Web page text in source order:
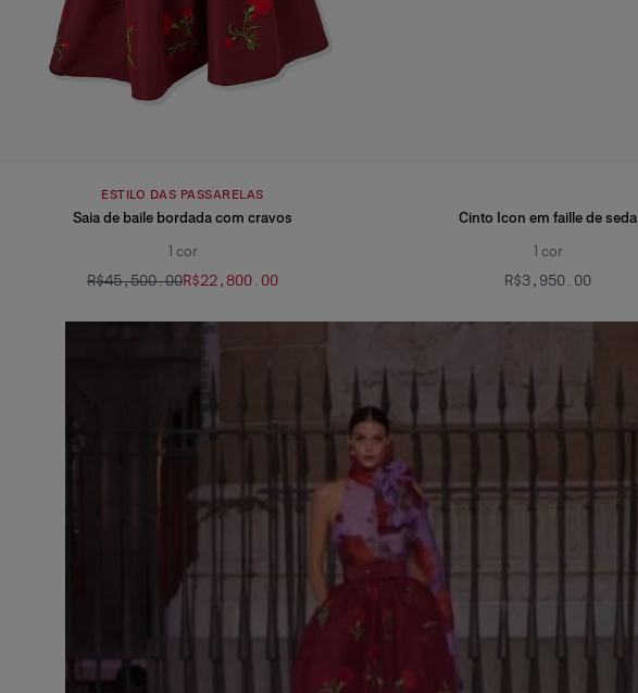
ESTILO DAS PASSARELAS
Saia de baile bordada com cravos
1 cor
R$‌45,500.00R$‌22,800.00
Cinto Icon em faille de seda
1 cor
R$‌3,950.00